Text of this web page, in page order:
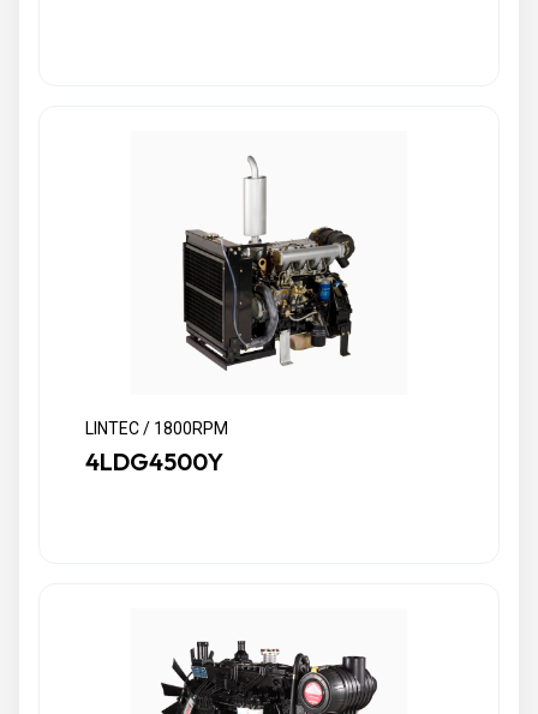
LINTEC / 1800RPM
4LDG4500Y